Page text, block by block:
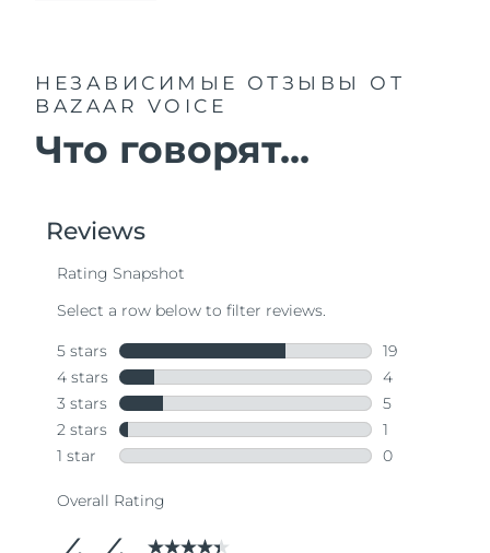
НЕЗАВИСИМЫЕ ОТЗЫВЫ
ОТ
BAZAAR VOICE
Что говорят...